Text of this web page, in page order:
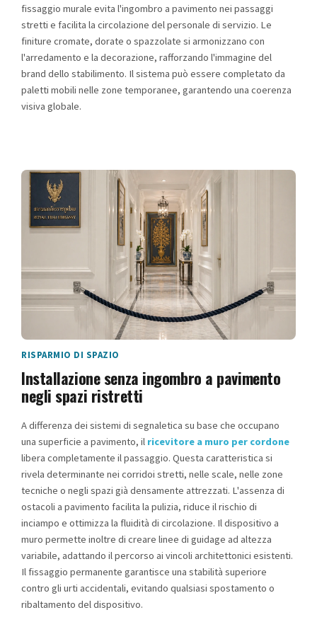
fissaggio murale evita l'ingombro a pavimento nei passaggi
stretti e facilita la circolazione del personale di servizio. Le
finiture cromate, dorate o spazzolate si armonizzano con
l'arredamento e la decorazione, rafforzando l'immagine del
brand dello stabilimento. Il sistema può essere completato da
paletti mobili nelle zone temporanee, garantendo una coerenza
visiva globale.
RISPARMIO DI SPAZIO
Installazione senza ingombro a pavimento
negli spazi ristretti
A differenza dei sistemi di segnaletica su base che occupano
una superficie a pavimento, il ricevitore a muro per cordone
libera completamente il passaggio. Questa caratteristica si
rivela determinante nei corridoi stretti, nelle scale, nelle zone
tecniche o negli spazi già densamente attrezzati. L'assenza di
ostacoli a pavimento facilita la pulizia, riduce il rischio di
inciampo e ottimizza la fluidità di circolazione. Il dispositivo a
muro permette inoltre di creare linee di guidage ad altezza
variabile, adattando il percorso ai vincoli architettonici esistenti.
Il fissaggio permanente garantisce una stabilità superiore
contro gli urti accidentali, evitando qualsiasi spostamento o
ribaltamento del dispositivo.